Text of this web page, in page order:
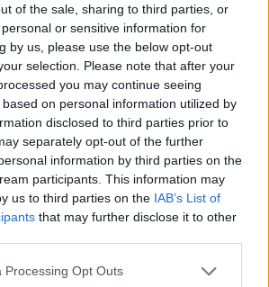
of the sale, sharing to third parties, or
or sensitive information for
by us, please use the below opt-out
selection. Please note that after your
you may continue seeing
on personal information utilized by
disclosed to third parties prior to
separately opt-out of the further
information by third parties on the
participants. This information may
us to third parties on the IAB’s List of
that may further disclose it to other
Processing Opt Outs
mögött több ok is
(német jegybankelnök esetleges
Bank esetleges profit
német pénzügyi felügyelet
nagybankok végezzenek
A hangulatot a cáfolatok,
ZEW-index gyorsan
délután is bizonytalanság jelei
A mai 3 hónapos magyar
mennyiséget vitték el
mellett A magyar állam jövõ